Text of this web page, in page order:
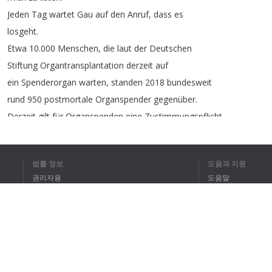
Jeden Tag wartet Gau auf den Anruf, dass es
losgeht.
Etwa 10.000 Menschen, die laut der Deutschen
Stiftung Organtransplantation derzeit auf
ein Spenderorgan warten, standen 2018 bundesweit
rund 950 postmortale Organspender gegenüber.
Derzeit gilt für Organspenden eine Zustimmungspflicht
künftig eine
gibt.
법률 정보
권리자용
도움과 지원
도움말